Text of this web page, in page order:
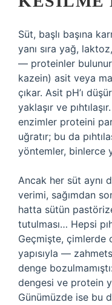
Süt, başlı başına
yanı sıra yağ,
— proteinler
kazein) asit veya
çıkar. Asit pH’ı
yaklaşır ve
enzimler proteini
uğratır; bu da
yöntemler, binlerce
Ancak her süt aynı
verimi, sağımdan
hatta sütün
tutulması… Hepsi
Geçmişte,
yapısıyla —
denge
dengesi ve protein
Günümüzde ise bu